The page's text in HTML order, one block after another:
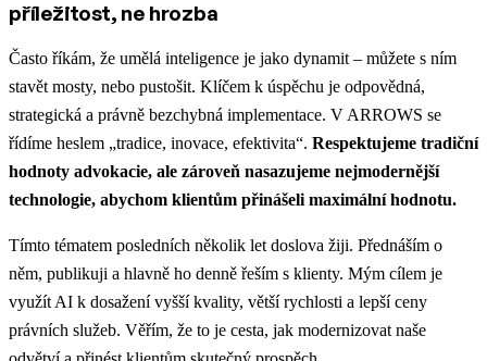
příležitost, ne hrozba
Často říkám, že umělá inteligence je jako dynamit – můžete s ním
stavět mosty, nebo pustošit. Klíčem k úspěchu je odpovědná,
strategická a právně bezchybná implementace. V ARROWS se
řídíme heslem „tradice, inovace, efektivita“. Respektujeme tradiční
hodnoty advokacie, ale zároveň nasazujeme nejmodernější
technologie, abychom klientům přinášeli maximální hodnotu.
Tímto tématem posledních několik let doslova žiji. Přednáším o
něm, publikuji a hlavně ho denně řeším s klienty. Mým cílem je
využít AI k dosažení vyšší kvality, větší rychlosti a lepší ceny
právních služeb. Věřím, že to je cesta, jak modernizovat naše